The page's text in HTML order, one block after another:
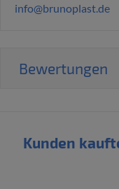
info@brunoplast.de
Bewertungen
Kunden